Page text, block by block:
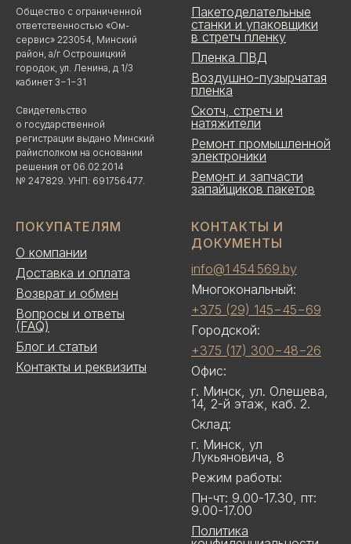
Общество с ограниченной
ответственностью «Ом-
сервис» 223054, Минский
район, а/г Острошицкий
городок, ул. Ленина, д 1/3
кабинет 3−1−31
Свидетельство
о государственной
регистрации выдано Минский
райисполком на основании
решения от 06.02.2014
№ 247829. УНП: 691756477.
Пакетоделательные
станки и упаковщики
в стретч пленку
Пленка ПВД
Воздушно-пузырчатая
пленка
Скотч, стретч и
натяжители
Ремонт промышленной
электроники
Ремонт и запчасти
запайщиков пакетов
ПОКУПАТЕЛЯМ
О компании
Доставка и оплата
Возврат и обмен
Вопросы и ответы
(FAQ)
Блог и статьи
Контакты и реквизиты
КОНТАКТЫ И
ДОКУМЕНТЫ
info@1 454 569.by
Многокональный:
+375 (29) 145−45−69
Городской:
+375 (17) 300−48−26
Офис:
г. Минск, ул. Олешева,
14, 2-й этаж, каб. 2.
Склад:
г. Минск, ул
Лукьяновича, 8
Режим работы:
Пн-чт: 9.00-17.30, пт:
9.00-17.00
Политика